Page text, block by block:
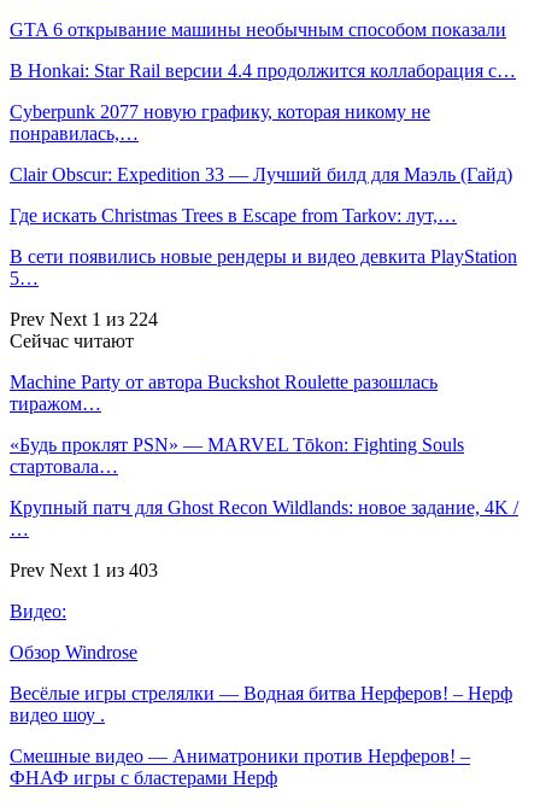
GTA 6 открывание машины необычным способом показали
В Honkai: Star Rail версии 4.4 продолжится коллаборация с…
Cyberpunk 2077 новую графику, которая никому не
понравилась,…
Clair Obscur: Expedition 33 — Лучший билд для Маэль (Гайд)
Где искать Christmas Trees в Escape from Tarkov: лут,…
В сети появились новые рендеры и видео девкита PlayStation
5…
Prev Next 1 из 224
Сейчас читают
Machine Party от автора Buckshot Roulette разошлась
тиражом…
«Будь проклят PSN» — MARVEL Tōkon: Fighting Souls
стартовала…
Крупный патч для Ghost Recon Wildlands: новое задание, 4K /
…
Prev Next 1 из 403
Видео:
Обзор Windrose
Весёлые игры стрелялки — Водная битва Нерферов! – Нерф
видео шоу .
Смешные видео — Аниматроники против Нерферов! –
ФНАФ игры с бластерами Нерф